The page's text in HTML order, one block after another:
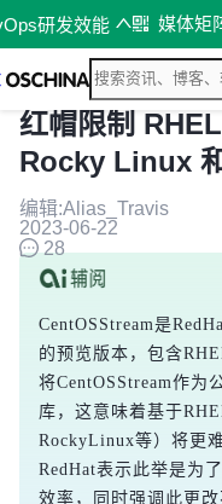
研发效能 媒体矩
红帽限制
Rocky Linux
编辑:Alias_Travis
2023-06-22
28
CentOSStream是
的预览版本，包含
将CentOSStream作为
库，这意味着基于
RockyLinux等）将更
RedHat表示此举是为
效率，同时强调此更